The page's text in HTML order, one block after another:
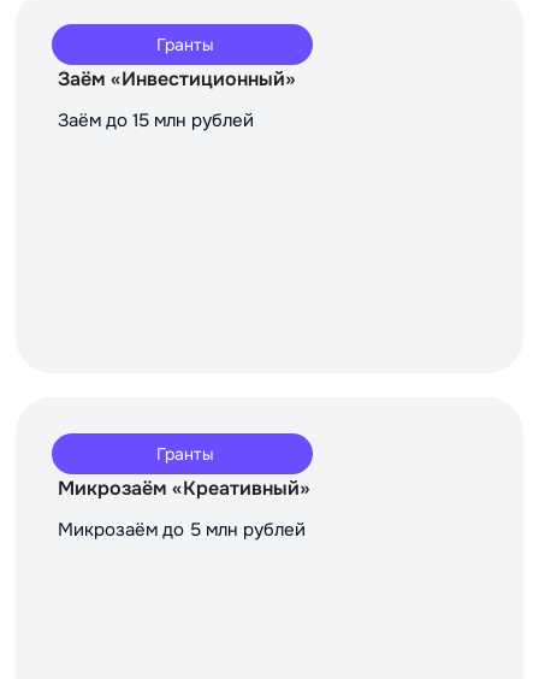
Гранты
Заём «Инвестиционный»
Заём до 15 млн рублей
Гранты
Микрозаём «Креативный»
Микрозаём до 5 млн рублей